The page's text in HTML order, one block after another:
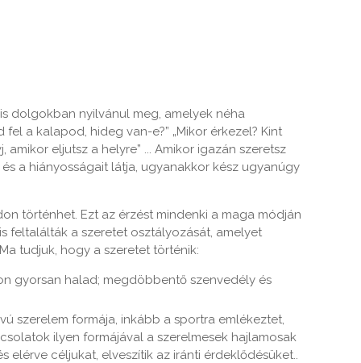
dolgokban nyilvánul meg, amelyek néha
a kalapod, hideg van-e?” „Mikor érkezel? Kint
amikor eljutsz a helyre” ... Amikor igazán szeretsz
a hiányosságait látja, ugyanakkor kész ugyanúgy
történhet. Ezt az érzést mindenki a maga módján
feltalálták a szeretet osztályozását, amelyet
tudjuk, hogy a szeretet történik:
gyorsan halad; megdöbbentő szenvedély és
szerelem formája, inkább a sportra emlékeztet,
ilyen formájával a szerelmesek hajlamosak
elérve céljukat, elveszítik az iránti érdeklődésüket..